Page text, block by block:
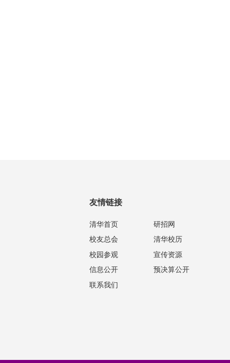
友情链接
清华首页
研招网
校友总会
清华校历
校园参观
宣传资源
信息公开
预决算公开
联系我们